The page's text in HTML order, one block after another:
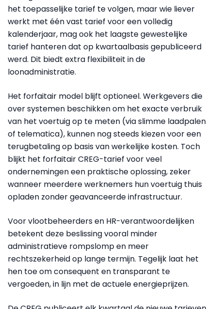
het toepasselijke tarief te volgen, maar wie liever
werkt met één vast tarief voor een volledig
kalenderjaar, mag ook het laagste gewestelijke
tarief hanteren dat op kwartaalbasis gepubliceerd
werd. Dit biedt extra flexibiliteit in de
loonadministratie.
Het forfaitair model blijft optioneel. Werkgevers die
over systemen beschikken om het exacte verbruik
van het voertuig op te meten (via slimme laadpalen
of telematica), kunnen nog steeds kiezen voor een
terugbetaling op basis van werkelijke kosten. Toch
blijkt het forfaitair CREG-tarief voor veel
ondernemingen een praktische oplossing, zeker
wanneer meerdere werknemers hun voertuig thuis
opladen zonder geavanceerde infrastructuur.
Voor vlootbeheerders en HR-verantwoordelijken
betekent deze beslissing vooral minder
administratieve rompslomp en meer
rechtszekerheid op lange termijn. Tegelijk laat het
hen toe om consequent en transparant te
vergoeden, in lijn met de actuele energieprijzen.